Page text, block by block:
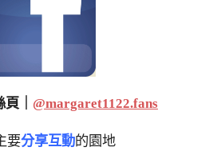
｜ @margaret1122.fans
要分享互動的園地